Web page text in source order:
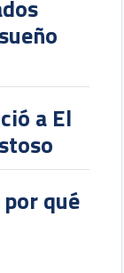
a El
qué